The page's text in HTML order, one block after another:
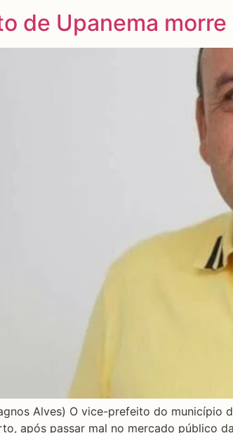
de Upanema
Alves) O vice-prefeito do município
após passar mal no mercado público